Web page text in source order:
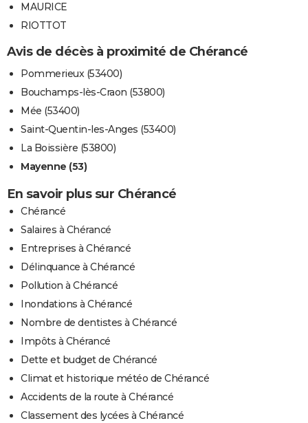
MAURICE
RIOTTOT
Avis de décès à proximité de Chérancé
Pommerieux (53400)
Bouchamps-lès-Craon (53800)
Mée (53400)
Saint-Quentin-les-Anges (53400)
La Boissière (53800)
Mayenne (53)
En savoir plus sur Chérancé
Chérancé
Salaires à Chérancé
Entreprises à Chérancé
Délinquance à Chérancé
Pollution à Chérancé
Inondations à Chérancé
Nombre de dentistes à Chérancé
Impôts à Chérancé
Dette et budget de Chérancé
Climat et historique météo de Chérancé
Accidents de la route à Chérancé
Classement des lycées à Chérancé